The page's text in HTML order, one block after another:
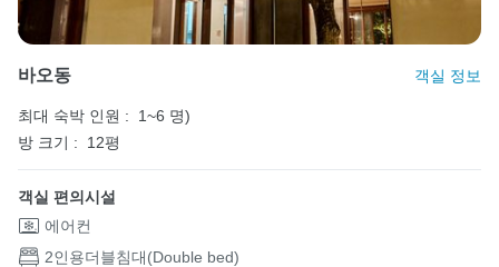
바오동 객실 정보
최대 숙박 인원 :
1~6 명)
방 크기 :
12평
객실 편의시설
에어컨
2인용더블침대(Double bed)